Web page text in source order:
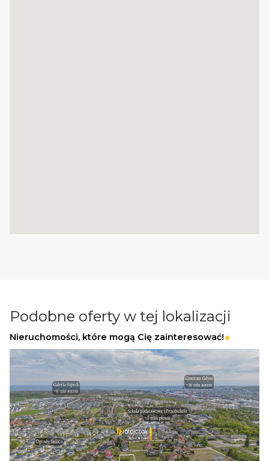
Podobne oferty w tej lokalizacji
Nieruchomości, które mogą Cię zainteresować!